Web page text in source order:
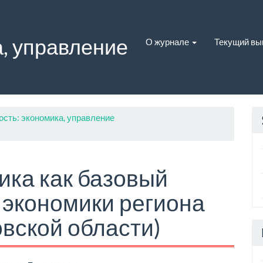
управление О журнале Текущий
экономика, управление
как базовый
региона
области)